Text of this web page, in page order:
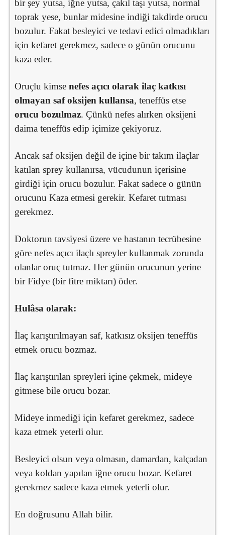
bir şey yutsa, iğne yutsa, çakıl taşı yutsa, normal
toprak yese, bunlar midesine indiği takdirde orucu
bozulur. Fakat besleyici ve tedavi edici olmadıkları
için kefaret gerekmez, sadece o günün orucunu
kaza eder.
Oruçlu kimse nefes açıcı olarak ilaç katkısı
olmayan saf oksijen kullansa, teneffüs etse
orucu bozulmaz. Çünkü nefes alırken oksijeni
daima teneffüs edip içimize çekiyoruz.
Ancak saf oksijen değil de içine bir takım ilaçlar
katılan sprey kullanırsa, vücudunun içerisine
girdiği için orucu bozulur. Fakat sadece o günün
orucunu Kaza etmesi gerekir. Kefaret tutması
gerekmez.
Doktorun tavsiyesi üzere ve hastanın tecrübesine
göre nefes açıcı ilaçlı spreyler kullanmak zorunda
olanlar oruç tutmaz. Her günün orucunun yerine
bir Fidye (bir fitre miktarı) öder.
Hulâsa olarak:
İlaç karıştırılmayan saf, katkısız oksijen teneffüs
etmek orucu bozmaz.
İlaç karıştırılan spreyleri içine çekmek, mideye
gitmese bile orucu bozar.
Mideye inmediği için kefaret gerekmez, sadece
kaza etmek yeterli olur.
Besleyici olsun veya olmasın, damardan, kalçadan
veya koldan yapılan iğne orucu bozar. Kefaret
gerekmez sadece kaza etmek yeterli olur.
En doğrusunu Allah bilir.